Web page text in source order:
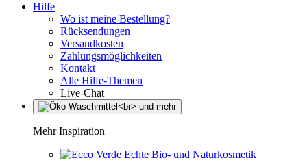
Hilfe
Wo ist meine Bestellung?
Rücksendungen
Versandkosten
Zahlungsmöglichkeiten
Kontakt
Alle Hilfe-Themen
Live-Chat
Mehr Inspiration
Echte Bio- und Naturkosmetik